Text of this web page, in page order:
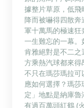
據整片草原，低
降而被嚇得四散
軍十萬馬的極速
一生難忘的一幕。
肯雅絕對是不二
方乘熱汽球都來
不只在瑪莎瑪拉可
應如何選擇？瑪
定」地點是納庫
有過百萬頭紅鶴 (